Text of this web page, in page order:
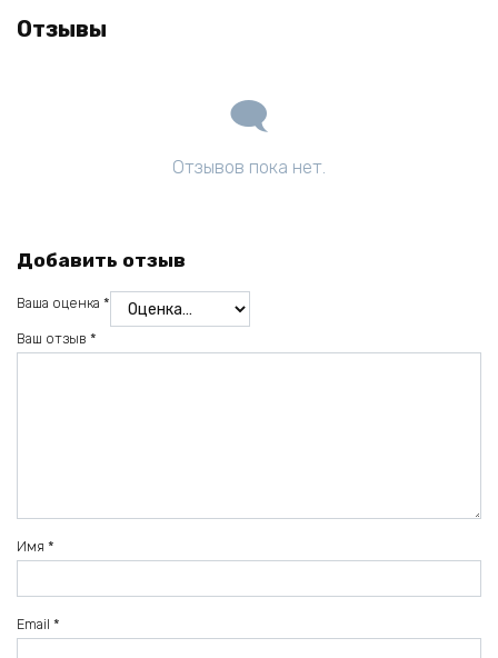
Отзывы
Отзывов пока нет.
Добавить отзыв
Ваша оценка *
Ваш отзыв *
Имя *
Email *